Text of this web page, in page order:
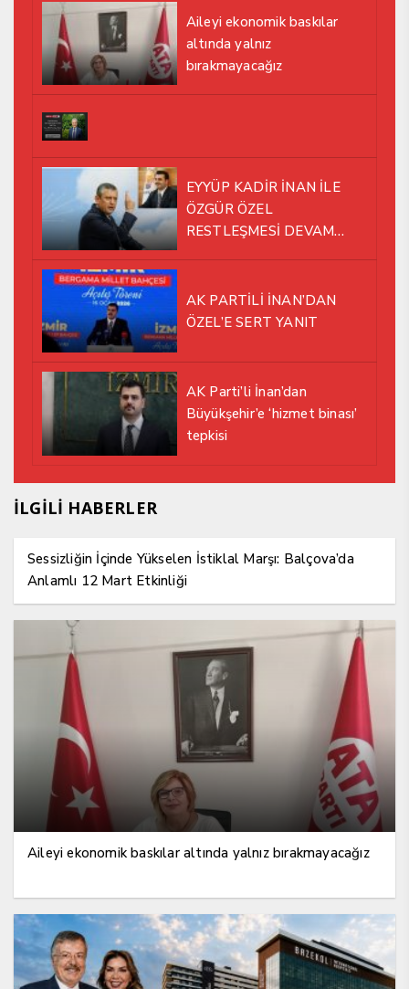
Aileyi ekonomik baskılar
altında yalnız
bırakmayacağız
EYYÜP KADİR İNAN İLE
ÖZGÜR ÖZEL
RESTLEŞMESİ DEVAM
AK PARTİLİ İNAN’DAN
ÖZEL’E SERT YANIT
AK Parti’li İnan’dan
Büyükşehir’e ‘hizmet binası’
tepkisi
İLGİLİ HABERLER
Sessizliğin İçinde Yükselen İstiklal Marşı: Balçova’da
Anlamlı 12 Mart Etkinliği
Aileyi ekonomik baskılar altında yalnız bırakmayacağız